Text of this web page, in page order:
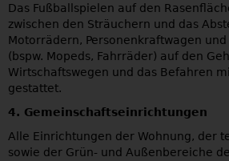
Das Fußballspielen auf den
zwischen den Sträuchern und das
Motorrädern, Personenkraftwagen
(bspw. Mopeds, Fahrräder) auf den
Wirtschaftswegen und das Befahren
gestattet.
4. Gemeinschaftseinrichtungen
Alle Einrichtungen der Wohnung, der
sowie der Grün- und Außenbereiche